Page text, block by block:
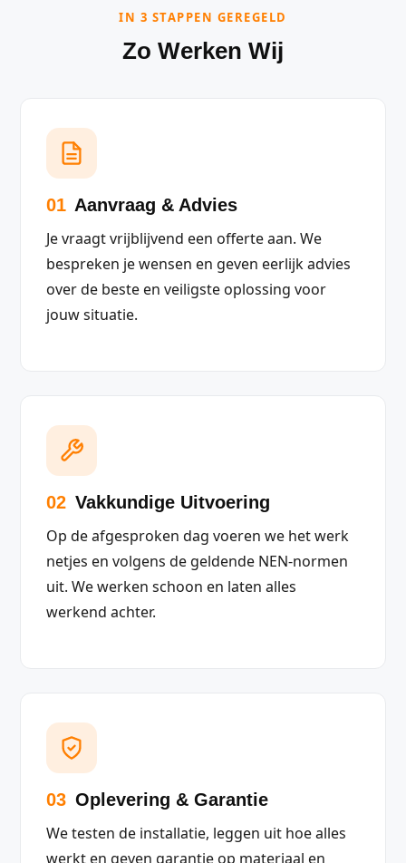
IN 3 STAPPEN GEREGELD
Zo Werken Wij
01 Aanvraag & Advies
Je vraagt vrijblijvend een offerte aan. We
bespreken je wensen en geven eerlijk advies
over de beste en veiligste oplossing voor
jouw situatie.
02 Vakkundige Uitvoering
Op de afgesproken dag voeren we het werk
netjes en volgens de geldende NEN-normen
uit. We werken schoon en laten alles
werkend achter.
03 Oplevering & Garantie
We testen de installatie, leggen uit hoe alles
werkt en geven garantie op materiaal en